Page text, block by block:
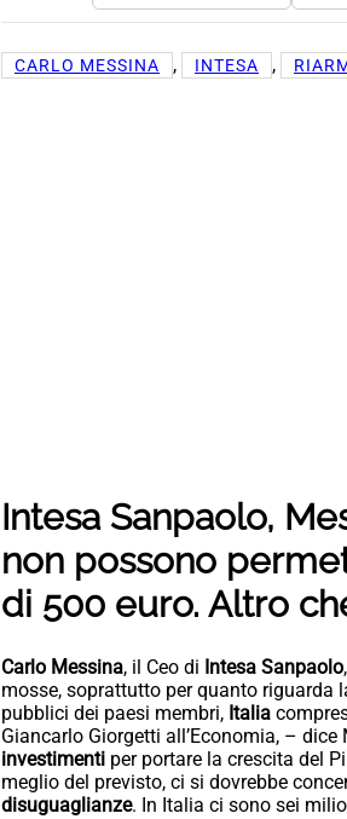
CARLO MESSINA , INTESA ,
Intesa Sanpaolo,
non possono
di 500 euro. Altro
Carlo Messina, il Ceo di Intesa Sanpaolo
mosse, soprattutto per quanto riguarda
pubblici dei paesi membri, Italia
Giancarlo Giorgetti all’Economia, –
investimenti per portare la crescita del
meglio del previsto, ci si dovrebbe
disuguaglianze. In Italia ci sono sei